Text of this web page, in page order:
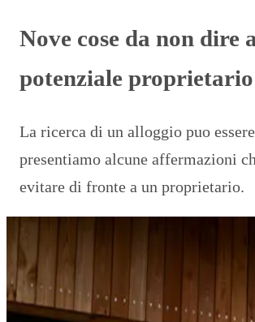
Nove cose da non dire
potenziale proprietario
La ricerca di un alloggio puo
presentiamo alcune affermazioni
evitare di fronte a un proprietario.